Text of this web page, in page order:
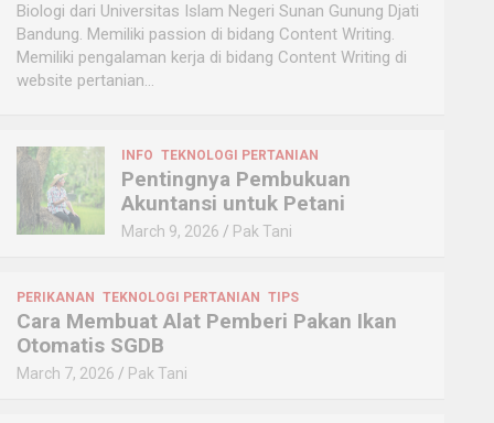
Biologi dari Universitas Islam Negeri Sunan Gunung Djati
Bandung. Memiliki passion di bidang Content Writing.
Memiliki pengalaman kerja di bidang Content Writing di
website pertanian…
INFO TEKNOLOGI PERTANIAN
Pentingnya Pembukuan
Akuntansi untuk Petani
March 9, 2026 Pak Tani
PERIKANAN TEKNOLOGI PERTANIAN TIPS
Cara Membuat Alat Pemberi Pakan Ikan
Otomatis SGDB
March 7, 2026 Pak Tani